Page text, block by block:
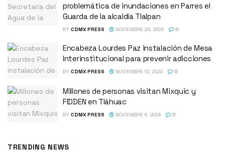
problemática de inundaciones en Parres el
Guarda de la alcaldía Tlalpan
BY CDMX PRESS NOVIEMBRE 24, 2024 0
Encabeza Lourdes Paz instalación de Mesa
Interinstitucional para prevenir adicciones
BY CDMX PRESS NOVIEMBRE 12, 2024 0
Millones de personas visitan Mixquic y
FIDDEN en Tláhuac
BY CDMX PRESS NOVIEMBRE 6, 2024 0
TRENDING NEWS